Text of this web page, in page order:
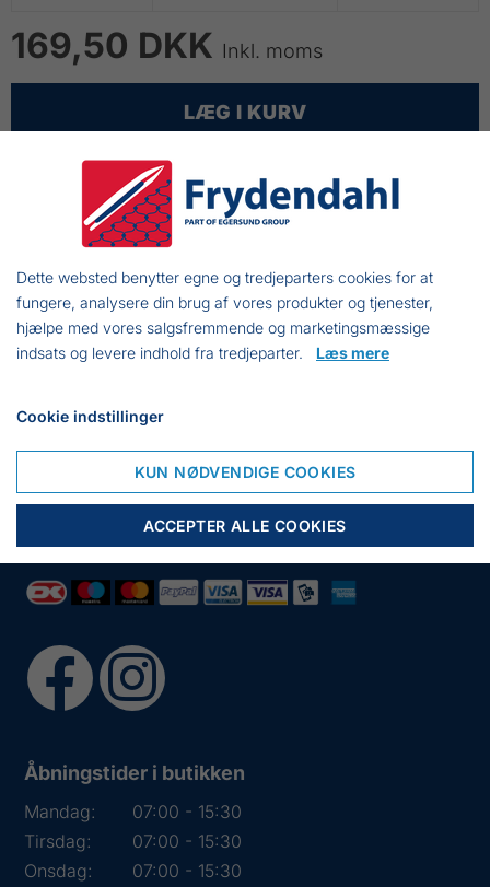
169,50 DKK Inkl. moms
LÆG I KURV
Godt resultat efter blot 10 sek.
Meget stabil og slidstærk
6950 Ringkøbing
+45 97 31 13 11
Mail: fiskenet@frydendahl.com
DK 15891645
Åbningstider i butikken
Mandag:
07:00 - 15:30
Tirsdag:
07:00 - 15:30
Onsdag:
07:00 - 15:30
Dette websted benytter egne og tredjeparters cookies for at
fungere, analysere din brug af vores produkter og tjenester,
hjælpe med vores salgsfremmende og marketingsmæssige
indsats og levere indhold fra tredjeparter. Læs mere
Cookie indstillinger
KUN NØDVENDIGE COOKIES
ACCEPTER ALLE COOKIES